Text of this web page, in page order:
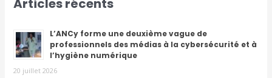
Articles récents
L’ANCy forme une deuxième vague de
professionnels des médias à la cybersécurité et à
l’hygiène numérique
20 juillet 2026